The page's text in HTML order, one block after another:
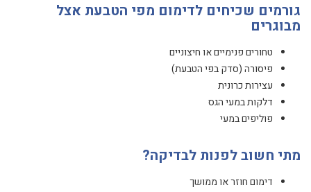
גורמים שכיחים לדימום מפי הטבעת אצל
מבוגרים
טחורים פנימיים או חיצוניים
פיסורה (סדק בפי הטבעת)
עצירות כרונית
דלקות במעי הגס
פוליפים במעי
מתי חשוב לפנות לבדיקה?
דימום חוזר או ממושך